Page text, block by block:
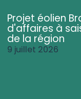
Projet éolien
d'affaires à
de la région
9 juillet 2026